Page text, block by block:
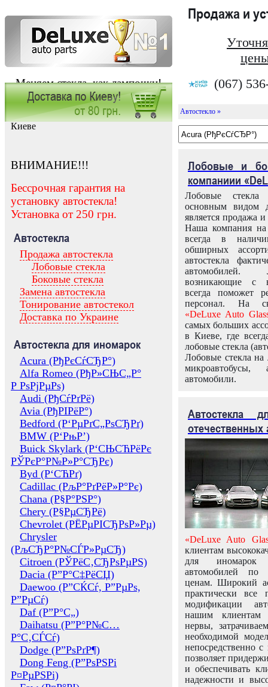
Меняем стекла, как лампочки!
Продажа и
(067)
Заказать установку автостекла в
Киеве
ВНИМАНИЕ!!!
Бессрочная гарантия на
установку автостекла!
Установка от 250 грн.
Автостекла
Продажа автостекла
Лобовые стекла
Боковые стекла
Замена автостекла
Тонирование автостекол
Доставка по Украине
Автостекла для иномарок
Acura (РђРєСѓСЂР°)
Alfa Romeo (РђР»СЊС„Р°
Р РѕРјРµРѕ)
Audi (РђСѓРґРё)
Avia (РђРІРёР°)
Bedford (Р‘РµРґС„РѕСЂРґ)
BMW (Р‘РњР’)
Buick Skylark (Р‘СЊСЋРёРє
РЎРєР°Р№Р»Р°СЂРє)
Byd (Р‘СЋРґ)
Cadillac (РљР°РґРёР»Р°Рє)
Chana (Р§Р°РЅР°)
Chery (Р§РµСЂРё)
Chevrolet (РЁРµРІСЂРѕР»Рµ)
Chrysler
(РљСЂР°Р№СЃР»РµСЂ)
Citroen (РЎРёС‚СЂРѕРµРЅ)
Dacia (Р”Р°С‡РёСЏ)
Daewoo (Р”СЌСѓ, Р”РµРѕ,
Р”РµСѓ)
Daf (Р”Р°С„)
Daihatsu (Р”Р°Р№С…
Р°С‚СЃСѓ)
Dodge (Р”РѕРґР¶)
Dong Feng (Р”РѕРЅРі
Р¤РµРЅРі)
Автостекло »
Лобовые и
компаниии
Лобовые
основным видом
является продажа и
Наша компания на
всегда в
обширных
автостекла
возникающие с
всегда поможет
персонал. На
«DeLuxe Auto
самых больших
в Киеве, где
лобовые стекла
Лобовые стекла на
микроавтобусы,
автомобили.
Автостекла
отечественных
«DeLuxe Auto
клиентам
для иномарок
автомобилей
ценам. Широкий
практически все
модификации
нашим клиентам
нервы,
необходимой
непосредственно
позволяет
и обеспечивать
надежности и